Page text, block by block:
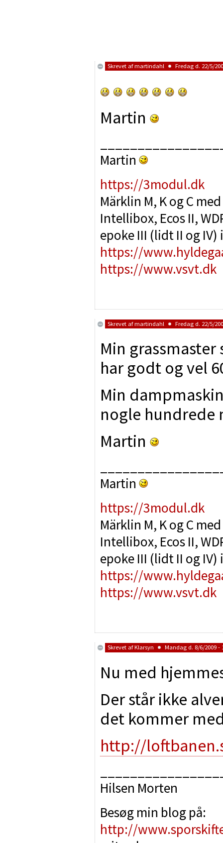
Skrevet afmartindahl Fredag d. 22/5/
Martin
Martin
https://3modul.dk
Märklin M, K og C
Intellibox, Ecos II,
epoke III (lidt II og
https://
https://www.vsvt.dk
Skrevet afmartindahl Fredag d. 22/5/
Min grassmaster
har godt og vel
Min
nogle hundrede
Martin
Martin
https://3modul.dk
Märklin M, K og C
Intellibox, Ecos II,
epoke III (lidt II og
https://
https://www.vsvt.dk
Skrevet afKlarsyn Mandag d. 8/6/2009 -
Nu med
Der står ikke
det kommer
http://
Hilsen Morten
Besøg min blog på:
http://